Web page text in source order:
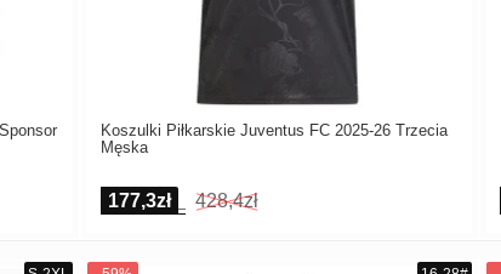
Koszulki Piłkarskie Juventus FC 2025-26 Trzecia
Męska
177,3zł 428,4zł